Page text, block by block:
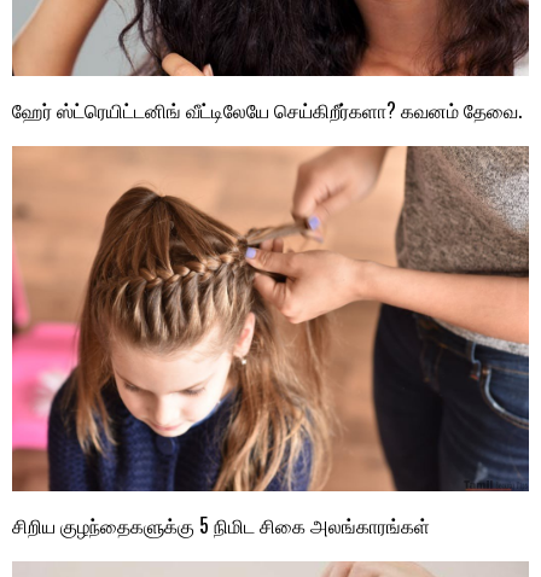
ஹேர் ஸ்ட்ரெயிட்டனிங் வீட்டிலேயே செய்கிறீர்களா? கவனம் தேவை.
சிறிய குழந்தைகளுக்கு 5 நிமிட சிகை அலங்காரங்கள்